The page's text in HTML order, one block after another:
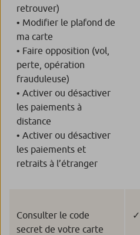
retrouver)
• Modifier le plafond de
ma carte
• Faire opposition (vol,
perte, opération
frauduleuse)
• Activer ou désactiver
les paiements à
distance
• Activer ou désactiver
les paiements et
retraits à l’étranger
Consulter le code
secret de votre carte
✓